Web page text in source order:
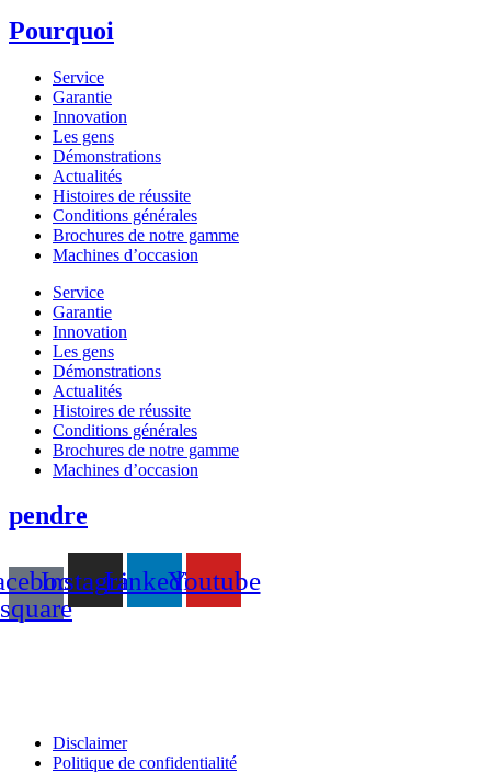
Pourquoi
Service
Garantie
Innovation
Les gens
Démonstrations
Actualités
Histoires de réussite
Conditions générales
Brochures de notre gamme
Machines d’occasion
Service
Garantie
Innovation
Les gens
Démonstrations
Actualités
Histoires de réussite
Conditions générales
Brochures de notre gamme
Machines d’occasion
pendre
square
InstagramLinkedinYoutube
Disclaimer
Politique de confidentialité